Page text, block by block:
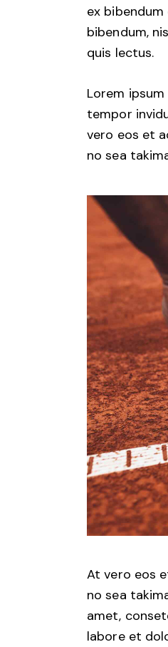
ex
bibendum,
quis lectus.
Lorem
tempor
vero eos et
no sea
At vero eos
no sea
amet,
labore et